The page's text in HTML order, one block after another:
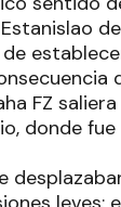
FZ
donde